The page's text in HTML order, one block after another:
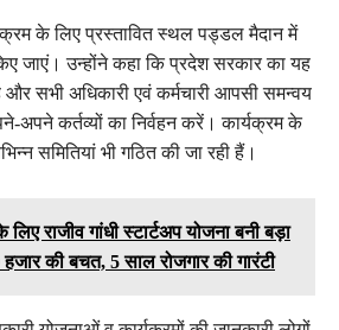
के लिए प्रस्तावित स्थल पड्डल मैदान में
जाएं। उन्होंने कहा कि प्रदेश सरकार का यह
और सभी अधिकारी एवं कर्मचारी आपसी समन्वय
अपने कर्तव्यों का निर्वहन करें। कार्यक्रम के
समितियां भी गठित की जा रही हैं।
लिए राजीव गांधी स्टार्टअप योजना बनी बड़ा
हजार की बचत, 5 साल रोजगार की गारंटी